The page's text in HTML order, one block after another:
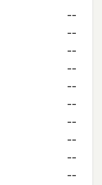
--
--
--
--
--
--
--
--
--
--